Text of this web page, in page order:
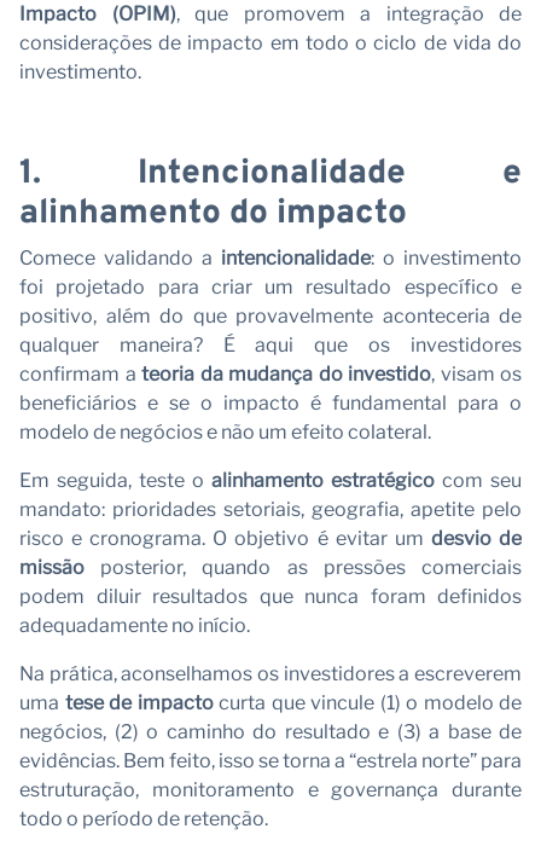
Impacto (OPIM), que promovem a integração de
considerações de impacto em todo o ciclo de vida do
investimento.
1. Intencionalidade e
alinhamento do impacto
Comece validando a intencionalidade: o investimento
foi projetado para criar um resultado específico e
positivo, além do que provavelmente aconteceria de
qualquer maneira? É aqui que os investidores
confirmam a teoria da mudança do investido, visam os
beneficiários e se o impacto é fundamental para o
modelo de negócios e não um efeito colateral.
Em seguida, teste o alinhamento estratégico com seu
mandato: prioridades setoriais, geografia, apetite pelo
risco e cronograma. O objetivo é evitar um desvio de
missão posterior, quando as pressões comerciais
podem diluir resultados que nunca foram definidos
adequadamente no início.
Na prática, aconselhamos os investidores a escreverem
uma tese de impactocurta que vincule (1) o modelo de
negócios, (2) o caminho do resultado e (3) a base de
evidências. Bem feito, isso se torna a “estrela norte” para
estruturação, monitoramento e governança durante
todo o período de retenção.